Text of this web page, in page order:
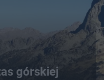
górskiej